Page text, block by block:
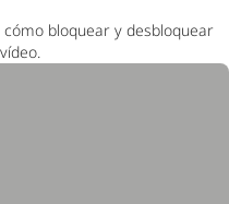
bloquear y desbloquear